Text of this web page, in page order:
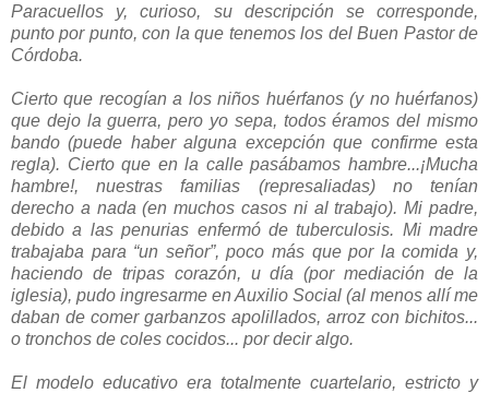
Paracuellos y, curioso, su descripción se corresponde,
punto por punto, con la que tenemos los del Buen Pastor de
Córdoba.
Cierto que recogían a los niños huérfanos (y no huérfanos)
que dejo la guerra, pero yo sepa, todos éramos del mismo
bando (puede haber alguna excepción que confirme esta
regla). Cierto que en la calle pasábamos hambre...¡Mucha
hambre!, nuestras familias (represaliadas) no tenían
derecho a nada (en muchos casos ni al trabajo). Mi padre,
debido a las penurias enfermó de tuberculosis. Mi madre
trabajaba para “un señor”, poco más que por la comida y,
haciendo de tripas corazón, u día (por mediación de la
iglesia), pudo ingresarme en Auxilio Social (al menos allí me
daban de comer garbanzos apolillados, arroz con bichitos...
o tronchos de coles cocidos... por decir algo.
El modelo educativo era totalmente cuartelario, estricto y